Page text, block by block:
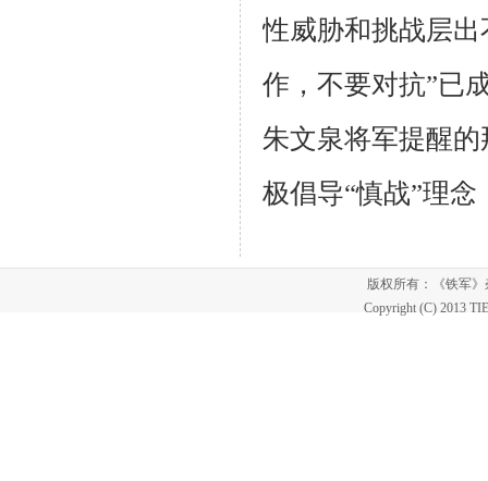
性威胁和挑战层
作，不要对抗”已
朱文泉将军提醒
极倡导“慎战”理
版权所有：《铁军
Copyright (C) 2013